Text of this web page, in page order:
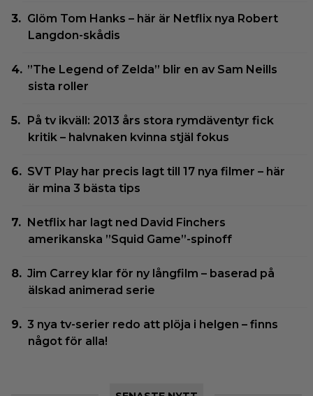
Glöm Tom Hanks – här är Netflix nya Robert
Langdon-skådis
”The Legend of Zelda” blir en av Sam Neills
sista roller
På tv ikväll: 2013 års stora rymdäventyr fick
kritik – halvnaken kvinna stjäl fokus
SVT Play har precis lagt till 17 nya filmer – här
är mina 3 bästa tips
Netflix har lagt ned David Finchers
amerikanska ”Squid Game”-spinoff
Jim Carrey klar för ny långfilm – baserad på
älskad animerad serie
3 nya tv-serier redo att plöja i helgen – finns
något för alla!